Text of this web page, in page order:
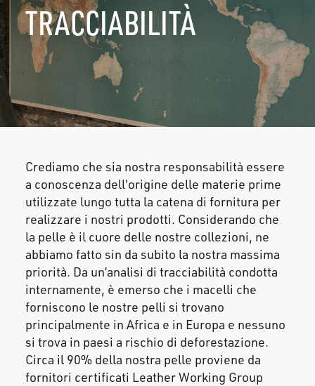
TRACCIABILITÀ
Crediamo che sia nostra responsabilità essere
a conoscenza dell'origine delle materie prime
utilizzate lungo tutta la catena di fornitura per
realizzare i nostri prodotti. Considerando che
la pelle è il cuore delle nostre collezioni, ne
abbiamo fatto sin da subito la nostra massima
priorità. Da un’analisi di tracciabilità condotta
internamente, è emerso che i macelli che
forniscono le nostre pelli si trovano
principalmente in Africa e in Europa e nessuno
si trova in paesi a rischio di deforestazione.
Circa il 90% della nostra pelle proviene da
fornitori certificati Leather Working Group